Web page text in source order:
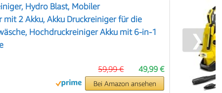
Hydro Blast, Mobiler
mit 2 Akku, Akku Druckreiniger für die
Hochdruckreiniger Akku mit 6-in-1
49,99 €
59,99 €
Bei Amazon ansehen
❯